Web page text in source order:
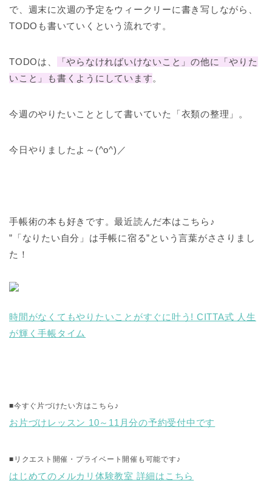
で、週末に次週の予定をウィークリーに書き写しながら、
TODOも書いていくという流れです。
TODOは、
「やらなければいけないこと」の他に「やりた
いこと」も書くようにしています。
今週のやりたいこととして書いていた「衣類の整理」。
今日やりましたよ～(^o^)／
手帳術の本も好きです。最近読んだ本はこちら♪
”「なりたい自分」は手帳に宿る”という言葉がささりまし
た！
時間がなくてもやりたいことがすぐに叶う! CITTA式 人生
が輝く手帳タイム
■今すぐ片づけたい方はこちら♪
お片づけレッスン 10～11月分の予約受付中です
■ リクエスト開催・プライベート開催も可能です♪
はじめてのメルカリ体験教室 詳細はこちら